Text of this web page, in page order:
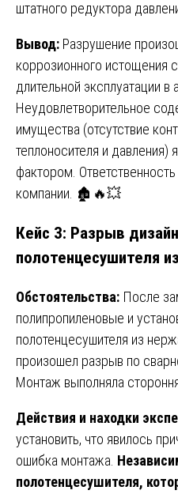
штатного редуктора
Вывод: Разрушение
коррозионного истощения
длительной эксплуатации в
Неудовлетворительное
имущества (отсутствие
теплоносителя и давления)
фактором.
компании. 🏚️🔥💥
Кейс 3: Разрыв
полотенцесушителя
Обстоятельства: После
полипропиленовые и
полотенцесушителя из
произошел разрыв по
Монтаж выполняла
Действия и находки
установить, что явилось
ошибка монтажа.
полотенцесушителя,